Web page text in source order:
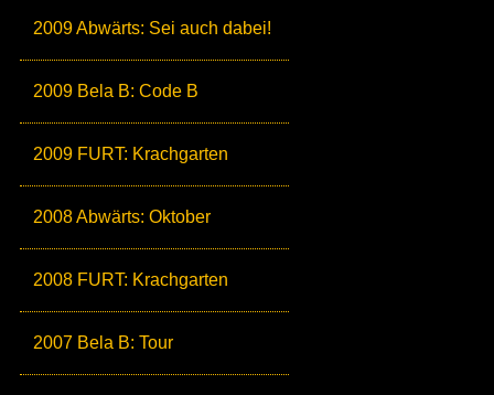
2009 Abwärts: Sei auch dabei!
2009 Bela B: Code B
2009 FURT: Krachgarten
2008 Abwärts: Oktober
2008 FURT: Krachgarten
2007 Bela B: Tour